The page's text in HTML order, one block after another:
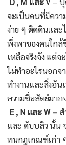
จะเป็นคนที่มีคว
ง่าย ๆ ติดดินแล
พึ่งพาของคนใกล้
เหลือจริงจัง แต่
ไม่ทำอะไรนอกจ
ทำงานและสิ่งอัน
ความซื่อสัตย์มาก
E , N และ W –
และ ดับบลิว นั้น
ทนกฎเกณฑ์เก่า